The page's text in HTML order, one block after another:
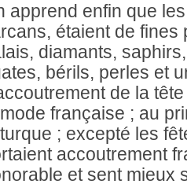
apprend enfin que
étaient de
diamants,
bérils, perles et
de la
française ; au
; excepté les
accoutrement
et sent mieux